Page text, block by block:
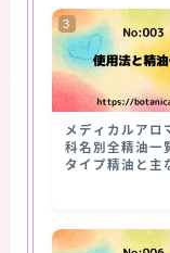
メディカルアロ
科名別全精油一
タイプ精油と主